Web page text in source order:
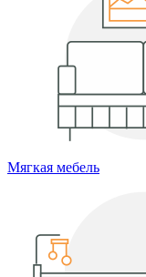
Мягкая мебель